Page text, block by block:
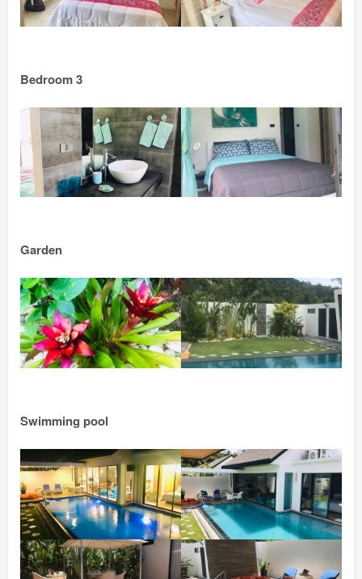
Bedroom 3
Garden
Swimming pool